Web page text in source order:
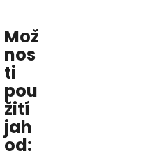
Mož
nos
ti
pou
žití
jah
od: